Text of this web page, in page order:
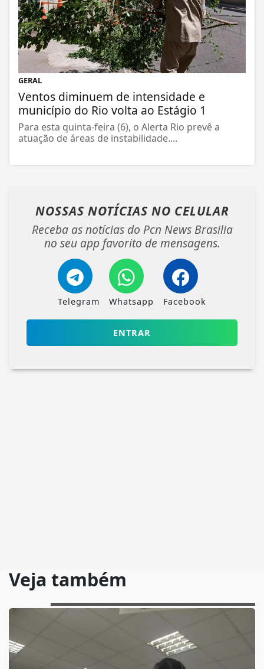
GERAL
Ventos diminuem de intensidade e
município do Rio volta ao Estágio 1
Para esta quinta-feira (6), o Alerta Rio prevê a
atuação de áreas de instabilidade....
NOSSAS NOTÍCIAS NO CELULAR
Receba as notícias do Pcn News Brasilia
no seu app favorito de mensagens.
Telegram Whatsapp Facebook
ENTRAR
Veja também